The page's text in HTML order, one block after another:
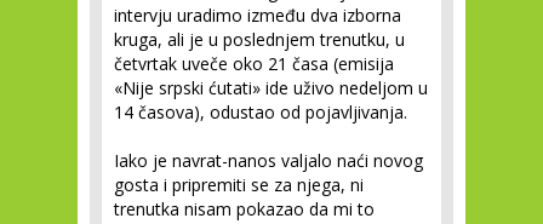
intervju uradimo između dva izborna
kruga, ali je u poslednjem trenutku, u
četvrtak uveče oko 21 časa (emisija
«Nije srpski ćutati» ide uživo nedeljom u
14 časova), odustao od pojavljivanja.
Iako je navrat-nanos valjalo naći novog
gosta i pripremiti se za njega, ni
trenutka nisam pokazao da mi to